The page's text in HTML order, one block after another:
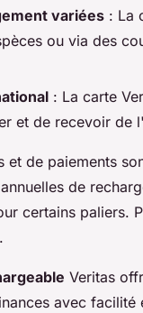
variées : La
ou via des
: La carte
et de recevoir de
et de paiements
de
certains paliers.
Veritas
avec